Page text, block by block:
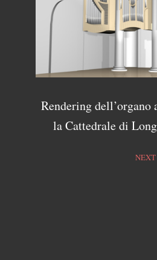
Rendering dell’organo
la Cattedrale di